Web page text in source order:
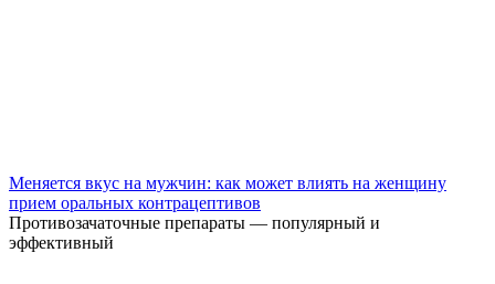
Меняется вкус на мужчин: как может влиять на женщину
прием оральных контрацептивов
Противозачаточные препараты — популярный и
эффективный